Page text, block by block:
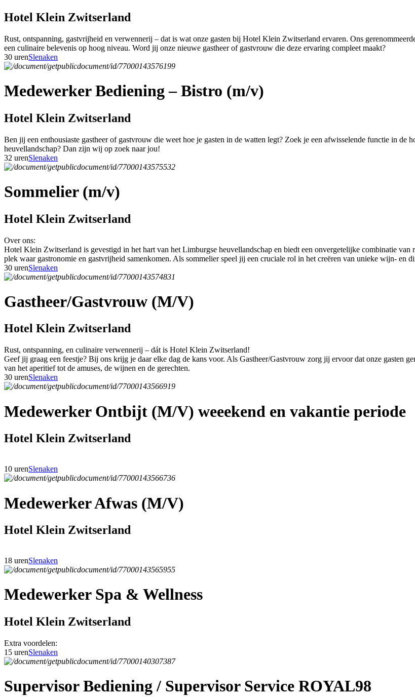
Hotel Klein Zwitserland
Rust, ontspanning, gastvrijheid en verwennerij – dat is wat onze gasten bij Hotel Klein Zwitserland ervaren. Ons
een culinaire belevenis op hoog niveau. Word jij onze nieuwe gastheer of gastvrouw die deze ervaring compleet maakt?
30 urenSlenaken
Medewerker Bediening – Bistro (m/v)
Hotel Klein Zwitserland
Ben jij een enthousiaste gastheer of gastvrouw die weet hoe je gasten in de watten legt? Zoek je een afwisselende functie in de
heuvellandschap? Dan zijn wij op zoek naar jou!
32 urenSlenaken
Sommelier (m/v)
Hotel Klein Zwitserland
Over ons:
Hotel Klein Zwitserland is gevestigd in het hart van het Limburgse heuvellandschap en biedt een onvergetelijke combinatie
plek waar gastronomie en gastvrijheid samenkomen. Als sommelier speel jij een cruciale rol in het creëren van unieke wijn- en
30 urenSlenaken
Gastheer/Gastvrouw (M/V)
Hotel Klein Zwitserland
Rust, ontspanning, en culinaire verwennerij – dát is Hotel Klein Zwitserland!
Geef jij graag een feestje? Bij ons krijg je daar elke dag de kans voor. Als Gastheer/Gastvrouw zorg jij ervoor dat onze gasten
van het aperitief tot de amuses, de wijnen en de gerechten.
30 urenSlenaken
Medewerker Ontbijt (M/V) weeekend en vakantie periode
Hotel Klein Zwitserland
10 urenSlenaken
Medewerker Afwas (M/V)
Hotel Klein Zwitserland
18 urenSlenaken
Medewerker Spa & Wellness
Hotel Klein Zwitserland
Extra voordelen:
15 urenSlenaken
Supervisor Bediening / Supervisor Service ROYAL98